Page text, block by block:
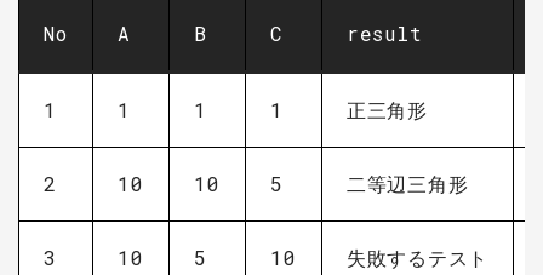
No A B C result
1 1 1 1 正三角形
2 10 10 5 二等辺三角形
3 10 5 10 失敗するテスト